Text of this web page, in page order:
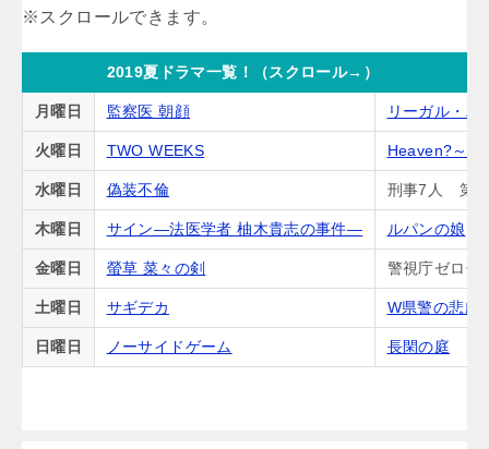
2019夏ドラマ一覧！（スクロール→）
月曜日 監察医 朝顔 リーガル・ハ
火曜日 TWO WEEKS Heaven?～ご
水曜日 偽装不倫 刑事7人 第5
木曜日 サイン―法医学者 柚木貴志の事件― ルパンの娘
金曜日 螢草 菜々の剣 警視庁ゼロ係
土曜日 サギデカ W県警の悲劇
日曜日 ノーサイドゲーム 長閑の庭